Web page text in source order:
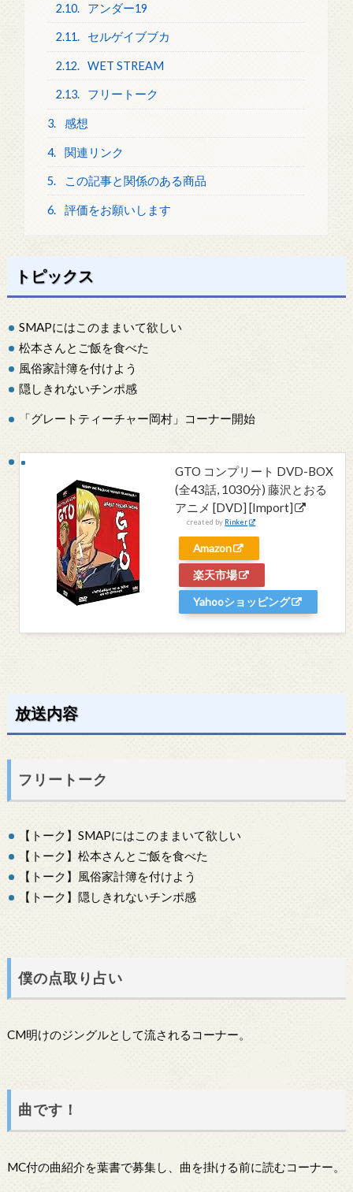
2.10. アンダー19
2.11. セルゲイブブカ
2.12. WET STREAM
2.13. フリートーク
3. 感想
4. 関連リンク
5. この記事と関係のある商品
6. 評価をお願いします
トピックス
SMAPにはこのままいて欲しい
松本さんとご飯を食べた
風俗家計簿を付けよう
隠しきれないチンポ感
「グレートティーチャー岡村」コーナー開始
GTO コンプリート DVD-BOX
(全43話, 1030分) 藤沢とおる
アニメ [DVD] [Import]
created by Rinker
Amazon
楽天市場
Yahooショッピング
放送内容
フリートーク
【トーク】SMAPにはこのままいて欲しい
【トーク】松本さんとご飯を食べた
【トーク】風俗家計簿を付けよう
【トーク】隠しきれないチンポ感
僕の点取り占い
CM明けのジングルとして流されるコーナー。
曲です！
MC付の曲紹介を葉書で募集し、曲を掛ける前に読むコーナー。